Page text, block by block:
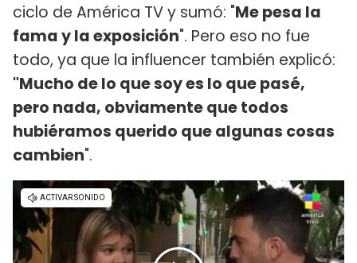
ciclo de América TV y sumó: "Me pesa la
fama y la exposición". Pero eso no fue
todo, ya que la influencer también explicó:
"Mucho de lo que soy es lo que pasé,
pero nada, obviamente que todos
hubiéramos querido que algunas cosas
cambien".